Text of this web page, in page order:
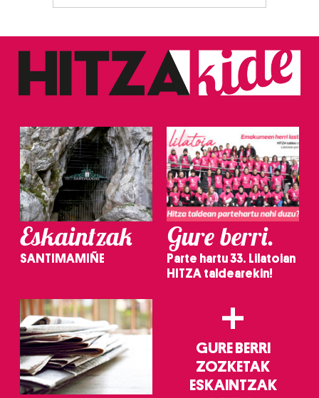
Eskaintzak
SANTIMAMIÑE
Gure berri.
Parte hartu 33. Lilatoian
HITZA taldearekin!
+
GURE BERRI
ZOZKETAK
ESKAINTZAK